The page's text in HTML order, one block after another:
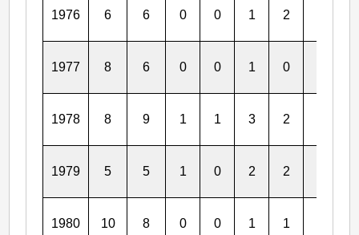
1976 6 6 0 0 1 2
1977 8 6 0 0 1 0
1978 8 9 1 1 3 2
1979 5 5 1 0 2 2
1980 10 8 0 0 1 1